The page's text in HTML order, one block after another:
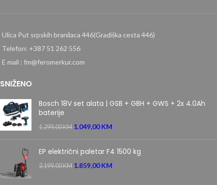
Ulica Put srpskih branilaca 446(Gradiška cesta 446)
Telefon: +387 51 262 556
E mail : fm@feromerkur.com
SNIŽENO
Bosch 18V set alata | GSB + GBH + GWS + 2x 4.0Ah
baterije
1.299,00KM 1.049,00KM
EP električni paletar F4 1500 kg
2.199,00KM 1.859,00KM